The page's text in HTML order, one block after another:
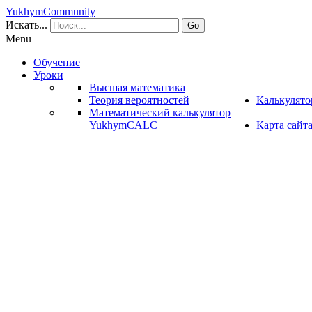
YukhymCommunity
Искать...
Go
Menu
Обучение
Уроки
Высшая математика
Теория вероятностей
Математический калькулятор
YukhymCALC
Карта сайта